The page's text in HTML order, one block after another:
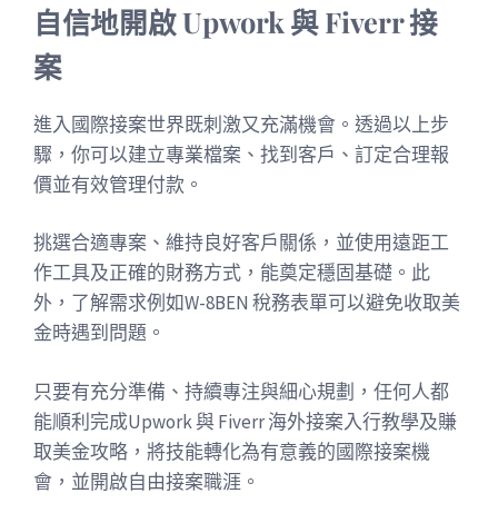
自信地開啟 Upwork 與 Fiverr 接
案
進入國際接案世界既刺激又充滿機會。透過以上步
驟，你可以建立專業檔案、找到客戶、訂定合理報
價並有效管理付款。
挑選合適專案、維持良好客戶關係，並使用遠距工
作工具及正確的財務方式，能奠定穩固基礎。此
外，了解需求例如W-8BEN 稅務表單可以避免收取美
金時遇到問題。
只要有充分準備、持續專注與細心規劃，任何人都
能順利完成Upwork 與 Fiverr 海外接案入行教學及賺
取美金攻略，將技能轉化為有意義的國際接案機
會，並開啟自由接案職涯。